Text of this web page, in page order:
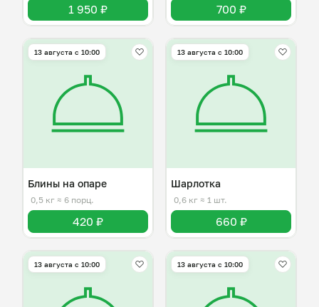
1 950 ₽ 700 ₽
13 августа с 10:00
Блины на опаре
0,5 кг ≈ 6 порц.
420 ₽
13 августа с 10:00
Шарлотка
0,6 кг ≈ 1 шт.
660 ₽
13 августа с 10:00 13 августа с 10:00